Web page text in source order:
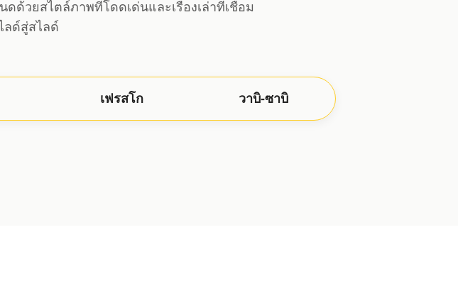
ด้วยสไตล์ภาพที่โดดเด่นและเรื่องเล่าที่เชื่อม
ลด์สู่สไลด์
เฟรสโก วาบิ-ซาบิ